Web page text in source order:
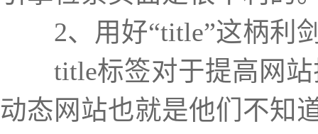
2、用好“title”这柄利
title标签对于提高网站
动态网站也就是他们不知